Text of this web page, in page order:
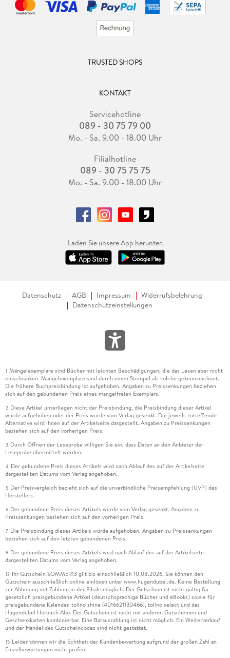
TRUSTED SHOPS
KONTAKT
Servicehotline
089 - 30 75 79 00
Mo. - Sa. 9.00 - 18.00 Uhr
Filialhotline
089 - 30 75 75 75
Mo. - Sa. 9.00 - 18.00 Uhr
Laden Sie unsere App herunter.
Datenschutz AGB Impressum
Widerrufsbelehrung
Datenschutzeinstellungen
1 Mängelexemplare sind Bücher mit leichten Beschädigungen, die das Lesen aber nicht
einschränken. Mängelexemplare sind durch einen Stempel als solche gekennzeichnet.
Die frühere Buchpreisbindung ist aufgehoben. Angaben zu Preissenkungen beziehen
sich auf den gebundenen Preis eines mangelfreien Exemplars.
2 Diese Artikel unterliegen nicht der Preisbindung, die Preisbindung dieser Artikel
wurde aufgehoben oder der Preis wurde vom Verlag gesenkt. Die jeweils zutreffende
Alternative wird Ihnen auf der Artikelseite dargestellt. Angaben zu Preissenkungen
beziehen sich auf den vorherigen Preis.
3 Durch Öffnen der Leseprobe willigen Sie ein, dass Daten an den Anbieter der
Leseprobe übermittelt werden.
4 Der gebundene Preis dieses Artikels wird nach Ablauf des auf der Artikelseite
dargestellten Datums vom Verlag angehoben.
5 Der Preisvergleich bezieht sich auf die unverbindliche Preisempfehlung (UVP) des
Herstellers.
6 Der gebundene Preis dieses Artikels wurde vom Verlag gesenkt. Angaben zu
Preissenkungen beziehen sich auf den vorherigen Preis.
7 Die Preisbindung dieses Artikels wurde aufgehoben. Angaben zu Preissenkungen
beziehen sich auf den letzten gebundenen Preis.
8 Der gebundene Preis dieses Artikels wird nach Ablauf des auf der Artikelseite
dargestellten Datums vom Verlag angehoben.
12 Ihr Gutschein SOMMER13 gilt bis einschließlich 10.08.2026. Sie können den
Gutschein ausschließlich online einlösen unter www.hugendubel.de. Keine Bestellung
zur Abholung mit Zahlung in der Filiale möglich. Der Gutschein ist nicht gültig für
gesetzlich preisgebundene Artikel (deutschsprachige Bücher und eBooks) sowie für
preisgebundene Kalender, tolino shine (4016621130466), tolino select und das
Hugendubel Hörbuch Abo. Der Gutschein ist nicht mit anderen Gutscheinen und
Geschenkkarten kombinierbar. Eine Barauszahlung ist nicht möglich. Ein Weiterverkauf
und der Handel des Gutscheincodes sind nicht gestattet.
15 Leider können wir die Echtheit der Kundenbewertung aufgrund der großen Zahl an
Einzelbewertungen nicht prüfen.